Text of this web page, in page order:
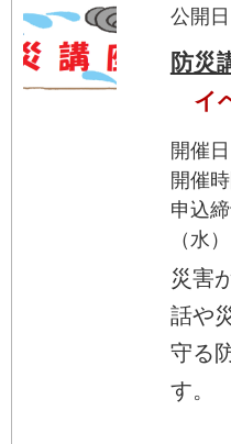
公開
防災
イ
開催
開催
申込
（水）
災害
話や
守る
す。